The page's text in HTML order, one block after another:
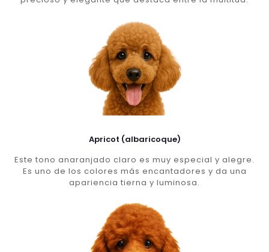
Apricot (albaricoque)
Este tono anaranjado claro es muy especial y alegre.
Es uno de los colores más encantadores y da una
apariencia tierna y luminosa.